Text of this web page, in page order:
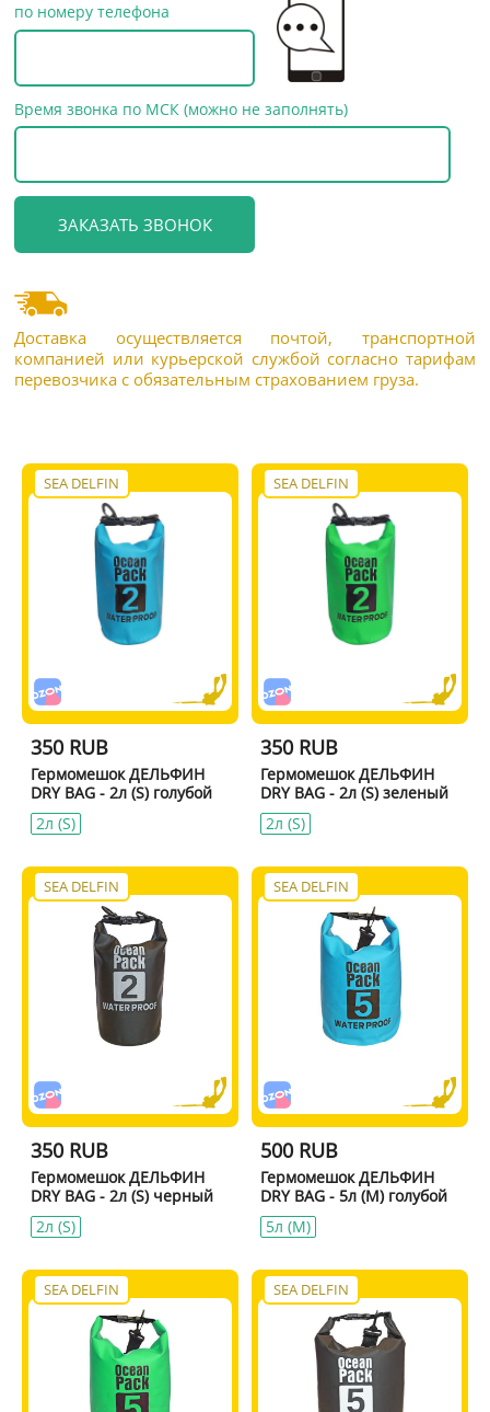
по номеру телефона
Время звонка по МСК (можно не заполнять)
Доставка осуществляется почтой, транспортной
компанией или курьерской службой согласно тарифам
перевозчика с обязательным страхованием груза.
SEA DELFIN
350 RUB
Гермомешок ДЕЛЬФИН
DRY BAG - 2л (S) голубой
2л (S)
SEA DELFIN
350 RUB
Гермомешок ДЕЛЬФИН
DRY BAG - 2л (S) зеленый
2л (S)
SEA DELFIN
350 RUB
Гермомешок ДЕЛЬФИН
DRY BAG - 2л (S) черный
2л (S)
SEA DELFIN
500 RUB
Гермомешок ДЕЛЬФИН
DRY BAG - 5л (M) голубой
5л (M)
SEA DELFIN SEA DELFIN